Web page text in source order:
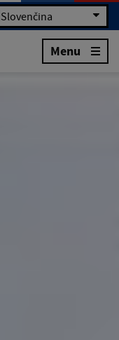
Slovenčina
Menu